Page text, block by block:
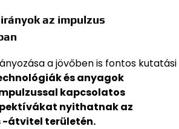
az impulzus
a jövőben is fontos kutatási
és anyagok
kapcsolatos
nyithatnak az
-átvitel területén.